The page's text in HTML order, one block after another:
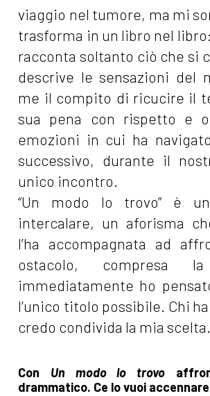
viaggio nel tumore, ma mi
trasforma in un libro nel
racconta soltanto ciò che si
descrive le sensazioni del
me il compito di ricucire il
sua pena con rispetto e
emozioni in cui ha
successivo, durante il
unico incontro.
“Un modo lo trovo” è
intercalare, un aforisma
l’ha accompagnata ad
ostacolo, compresa
immediatamente ho
l’unico titolo possibile. Chi
credo condivida la mia scelta.
Con Un modo lo trovo
drammatico. Ce lo vuoi